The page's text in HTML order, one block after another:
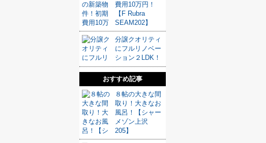
費用10万円！
【F Rubra
SEAM202】
分譲クオリティ
にフルリノベー
ション２LDK！
おすすめ記事
８帖の大きな間
取り！大きなお
風呂！【シャー
メゾン上沢
205】